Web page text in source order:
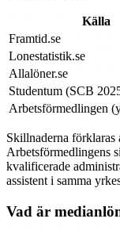
Källa
Framtid.se
Lonestatistik.se
Allalöner.se
Studentum (SCB
Arbetsförmedlingen
Skillnaderna
Arbetsförmedlingens
kvalificerade
assistent i samma
Vad är